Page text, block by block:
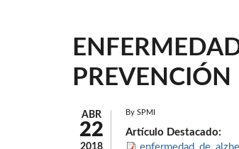
PREVENCIÓN
ABR
22
2018
By SPMI
Artículo Destacado: